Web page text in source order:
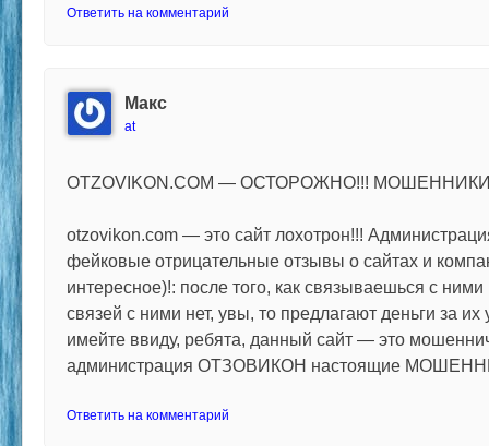
Ответить на комментарий
Макс
at
OTZOVIKON.COM — ОСТОРОЖНО!!!
otzovikon.com — это сайт лохотрон!!!
фейковые отрицательные отзывы о сайтах и
интересное)!: после того, как связываешься с ними
связей с ними нет, увы, то предлагают деньги за их
имейте ввиду, ребята, данный сайт — это
администрация ОТЗОВИКОН настоящие
Ответить на комментарий